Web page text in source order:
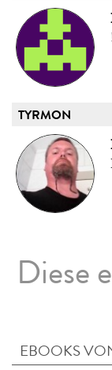
TYRMON
Diese
EBOOKS